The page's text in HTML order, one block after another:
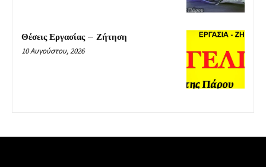
Θέσεις Εργασίας – Ζήτηση
10 Αυγούστου, 2026